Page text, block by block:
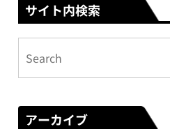
サイト内検索
アーカイブ